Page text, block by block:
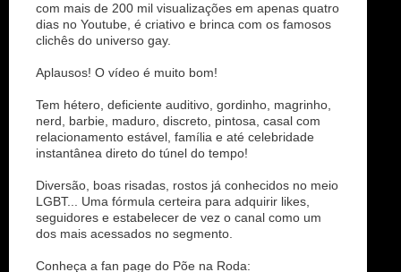
com mais de 200 mil visualizações em apenas quatro
dias no Youtube, é criativo e brinca com os famosos
clichês do universo gay.
Aplausos! O vídeo é muito bom!
Tem hétero, deficiente auditivo, gordinho, magrinho,
nerd, barbie, maduro, discreto, pintosa, casal com
relacionamento estável, família e até celebridade
instantânea direto do túnel do tempo!
Diversão, boas risadas, rostos já conhecidos no meio
LGBT... Uma fórmula certeira para adquirir likes,
seguidores e estabelecer de vez o canal como um
dos mais acessados no segmento.
Conheça a fan page do Põe na Roda: